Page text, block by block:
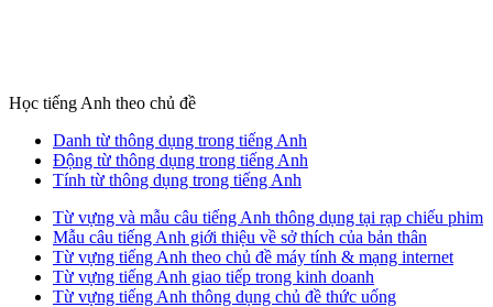
Học tiếng Anh theo chủ đề
Danh từ thông dụng trong tiếng Anh
Động từ thông dụng trong tiếng Anh
Tính từ thông dụng trong tiếng Anh
Từ vựng và mẫu câu tiếng Anh thông dụng tại rạp chiếu phim
Mẫu câu tiếng Anh giới thiệu về sở thích của bản thân
Từ vựng tiếng Anh theo chủ đề máy tính & mạng internet
Từ vựng tiếng Anh giao tiếp trong kinh doanh
Từ vựng tiếng Anh thông dụng chủ đề thức uống